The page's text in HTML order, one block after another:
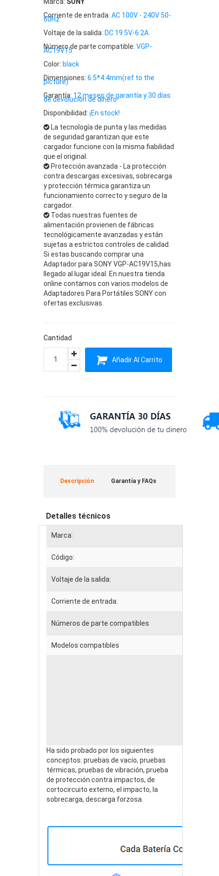
Corriente de entrada: AC 100V - 240V 50-
60Hz
Voltaje de la salida: DC 19.5V-6.2A
Número de parte compatible: VGP-
AC19V15
Color: black
Dimensiones: 6.5*4.4mm(ref to the
picture)
Garantía: 12 meses de garantía y 30 días
de devolución de dinero
Disponibilidad: ¡En stock!
La tecnología de punta y las medidas
de seguridad garantizan que este
cargador funcione con la misma fiabilidad
que el original.
Protección avanzada - La protección
contra descargas excesivas, sobrecarga
y protección térmica garantiza un
funcionamiento correcto y seguro de la
cargador.
Todas nuestras fuentes de
alimentación provienen de fábricas
tecnológicamente avanzadas y están
sujetas a estrictos controles de calidad.
Si estas buscando comprar una
Adaptador para SONY VGP-AC19V15,has
llegado al lugar ideal. En nuestra tienda
online contamos con varios modelos de
Adaptadores Para Portátiles SONY con
ofertas exclusivas.
Cantidad
Añadir Al Carrito
Descripción Garantía y FAQs
Detalles técnicos
Marca:
Código:
Voltaje de la salida:
Corriente de entrada:
Números de parte compatibles
Modelos compatibles
Ha sido probado por los siguientes
conceptos: pruebas de vacío, pruebas
térmicas, pruebas de vibración, prueba
de protección contra impactos, de
cortocircuito externo, el impacto, la
sobrecarga, descarga forzosa.